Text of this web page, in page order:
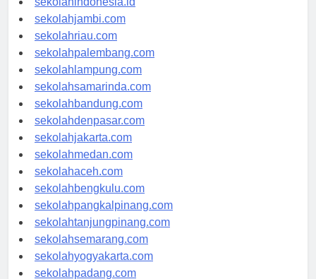
sekolahindonesia.id
sekolahjambi.com
sekolahriau.com
sekolahpalembang.com
sekolahlampung.com
sekolahsamarinda.com
sekolahbandung.com
sekolahdenpasar.com
sekolahjakarta.com
sekolahmedan.com
sekolahaceh.com
sekolahbengkulu.com
sekolahpangkalpinang.com
sekolahtanjungpinang.com
sekolahsemarang.com
sekolahyogyakarta.com